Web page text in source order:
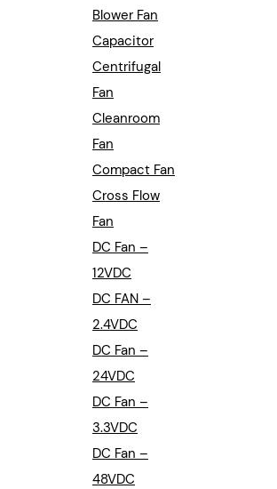
Blower Fan
Capacitor
Centrifugal
Fan
Cleanroom
Fan
Compact Fan
Cross Flow
Fan
DC Fan –
12VDC
DC FAN –
2.4VDC
DC Fan –
24VDC
DC Fan –
3.3VDC
DC Fan –
48VDC